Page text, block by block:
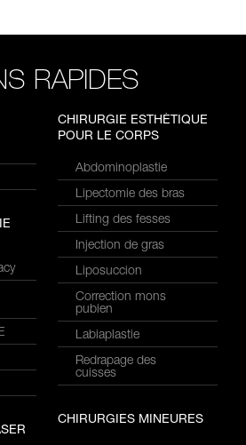
RAPIDES
CHIRURGIE ESTHÉTIQUE
POUR LE CORPS
Abdominoplastie
Lipectomie des bras
Lifting des fesses
Injection de gras
Liposuccion
Correction mons
pubien
Labiaplastie
Redrapage des
cuisses
CHIRURGIES MINEURES